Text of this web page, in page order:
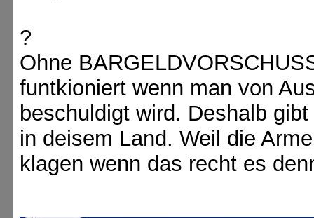
?
Ohne
funtkioniert wenn man von
beschuldigt wird. Deshalb
in deisem Land. Weil die
klagen wenn das recht es